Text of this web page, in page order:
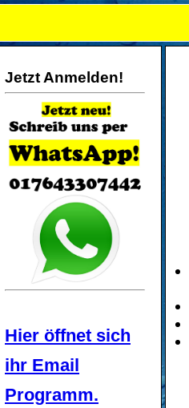
Jetzt Anmelden!
Hier öffnet sich
ihr Email
Programm.